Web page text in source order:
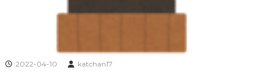
2022-04-10 katchan17